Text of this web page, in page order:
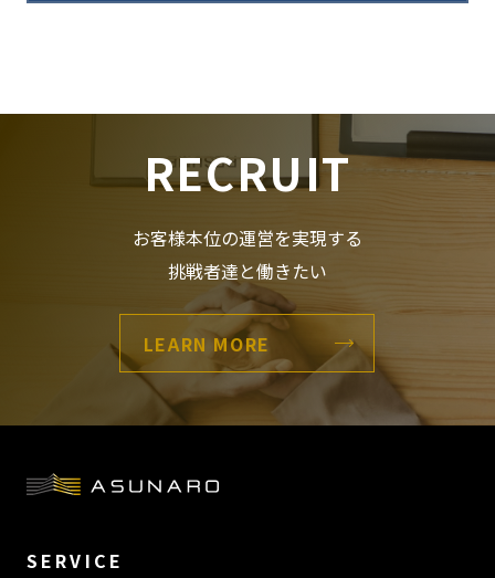
RECRUIT
お客様本位の運営を実現する
挑戦者達と働きたい
LEARN MORE
SERVICE